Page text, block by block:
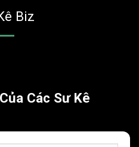
Biz
Các Sư Kê